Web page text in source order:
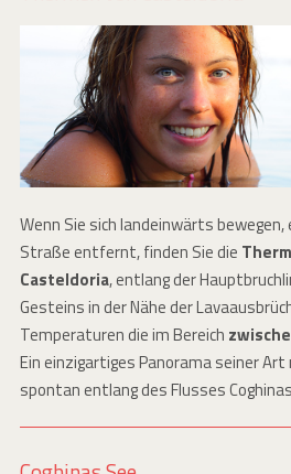
Wenn Sie sich landeinwärts
Straße entfernt, finden Sie die
Casteldoria, entlang der
Gesteins in der Nähe der
Temperaturen die im Bereich
Ein einzigartiges Panorama seiner
spontan entlang des Flusses